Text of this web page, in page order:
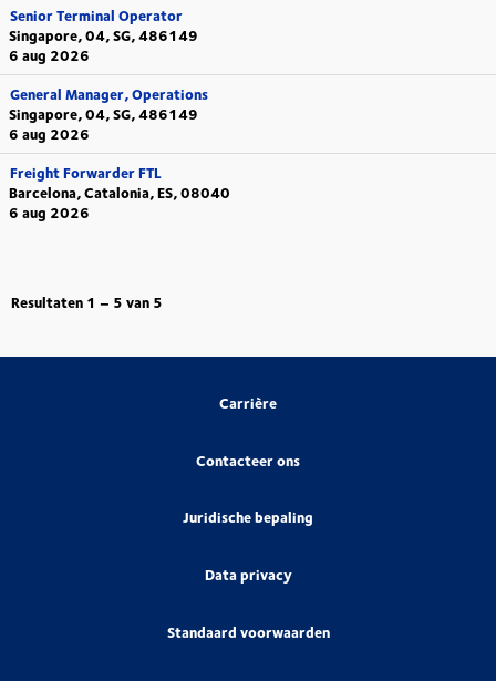
Senior Terminal Operator
Singapore, 04, SG, 486149
6 aug 2026
General Manager, Operations
Singapore, 04, SG, 486149
6 aug 2026
Freight Forwarder FTL
Barcelona, Catalonia, ES, 08040
6 aug 2026
Resultaten 1 – 5 van 5
Carrière
Contacteer ons
Juridische bepaling
Data privacy
Standaard voorwaarden